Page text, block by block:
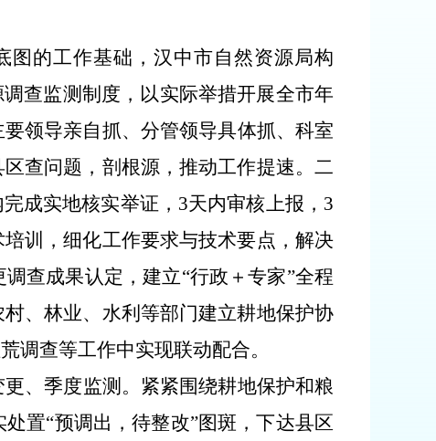
图的工作基础，汉中市自然资源局构
查监测制度，以实际举措开展全市年
领导亲自抓、 分管领导具体抓、科室
查问题，剖根源，推动工作提速。二
成实地核实举证， 3天内审核上报， 3
训，细化工作要求与技术要点，解决
查成果认定，建立“行政＋专家”全程
、林业、水利等部门建立耕地保护协
调查等工作中实现联动配合。
、季度监测。紧紧围绕耕地保护和粮
置“预调出，待整改”图斑，下达县区